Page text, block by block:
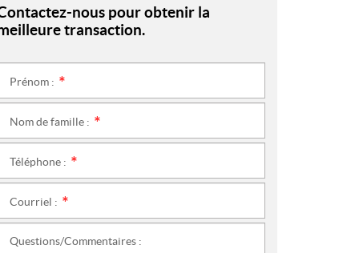
nous pour obtenir la
transaction.
Prénom :
Nom de famille :
Téléphone :
Courriel :
Questions/Commentaires :